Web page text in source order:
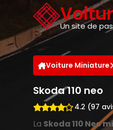
Un site de
Voiture Miniature
Skoda 110 neo
4.2 (97
La Skoda 110 Neo
Panneau de gestion des cookies